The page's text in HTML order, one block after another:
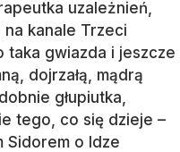
uzależnień,
kanale Trzeci
taka gwiazda i jeszcze
dojrzałą, mądrą
głupiutka,
tego, co się dzieje –
Sidorem o Idze